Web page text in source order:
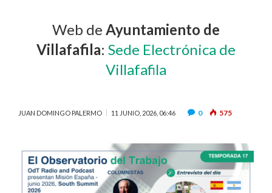
Web de Ayuntamiento de
Villafafila: Sede Electrónica de
Villafafila
JUAN DOMINGO PALERMO 11 JUNIO, 2026, 06:46 0 575